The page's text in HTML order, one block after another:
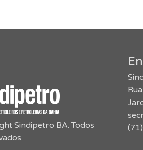
Sindipetro BA. Todos